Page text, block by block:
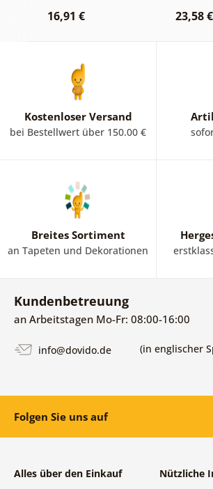
16,91 € 23,58 €
Kostenloser Versand
bei Bestellwert über 150.00 €
Breites Sortiment
an Tapeten und Dekorationen
Kundenbetreuung
an Arbeitstagen Mo-Fr: 08:00-16:00
info@dovido.de (in englischer
Folgen Sie uns auf
Alles über den Einkauf Nützliche